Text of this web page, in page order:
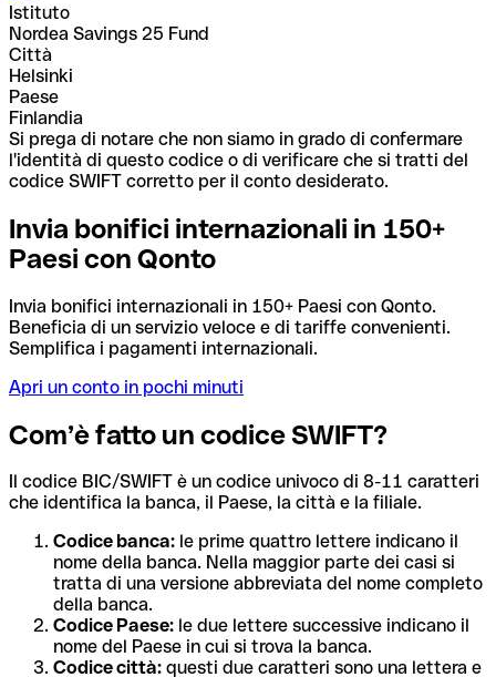
Istituto
Nordea Savings 25 Fund
Città
Helsinki
Paese
Finlandia
Si prega di notare che non siamo in grado di confermare
l'identità di questo codice o di verificare che si tratti del
codice SWIFT corretto per il conto desiderato.
Invia bonifici internazionali in 150+
Paesi con Qonto
Invia bonifici internazionali in 150+ Paesi con Qonto.
Beneficia di un servizio veloce e di tariffe convenienti.
Semplifica i pagamenti internazionali.
Apri un conto in pochi minuti
Com’è fatto un codice SWIFT?
Il codice BIC/SWIFT è un codice univoco di 8-11 caratteri
che identifica la banca, il Paese, la città e la filiale.
Codice banca: le prime quattro lettere indicano il
nome della banca. Nella maggior parte dei casi si
tratta di una versione abbreviata del nome completo
della banca.
Codice Paese: le due lettere successive indicano il
nome del Paese in cui si trova la banca.
Codice città: questi due caratteri sono una lettera e